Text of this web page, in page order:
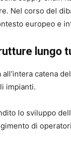
Nel corso del
europeo e
lungo
catena
impianti.
lo sviluppo
di